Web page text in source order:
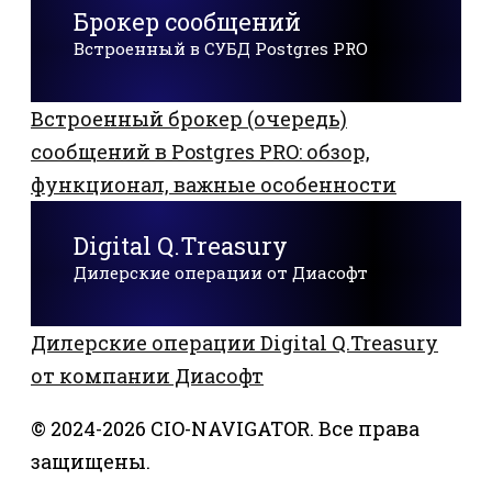
Брокер сообщений
Встроенный в СУБД Postgres PRO
Встроенный брокер (очередь)
сообщений в Postgres PRO: обзор,
функционал, важные особенности
Digital Q.Treasury
Дилерские операции от Диасофт
Дилерские операции Digital Q.Treasury
от компании Диасофт
© 2024-2026 CIO-NAVIGATOR. Все права
защищены.